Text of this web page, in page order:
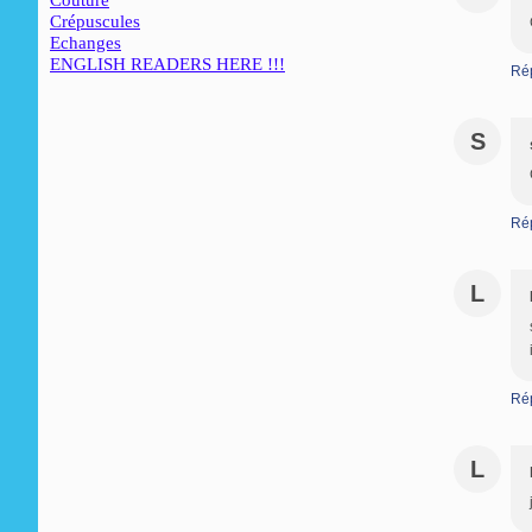
Crépuscules
Echanges
ENGLISH READERS HERE !!!
S
L
L